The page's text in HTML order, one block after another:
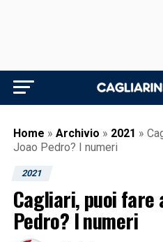
Home » Archivio » 2021 »
Joao Pedro? I numeri
2021
Cagliari, puoi fare
Pedro? I numeri